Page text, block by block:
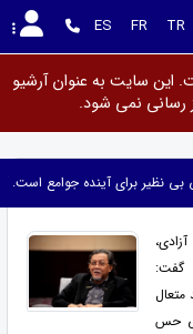
TR
FR
ES
این سایت به عنوان آرشیو
رسانی نمی شود.
بی نظیر برای آینده جوامع
گفت:
حس